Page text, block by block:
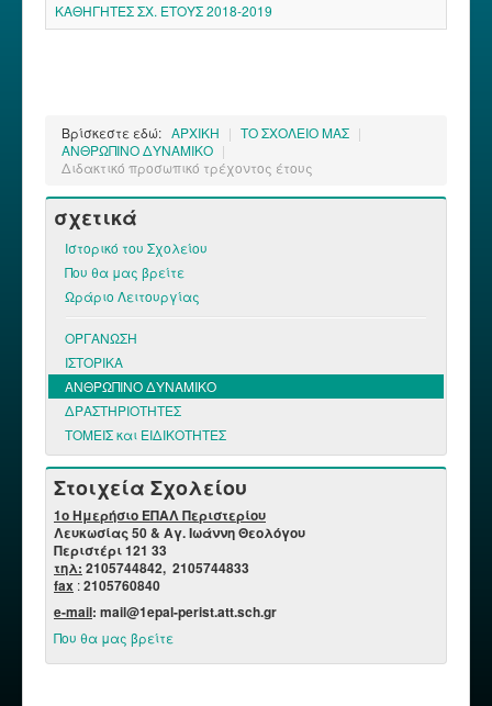
ΚΑΘΗΓΗΤΕΣ ΣΧ. ΕΤΟΥΣ 2018-2019
Βρίσκεστε εδώ: ΑΡΧΙΚΗ | ΤΟ ΣΧΟΛΕΙΟ ΜΑΣ |
ΑΝΘΡΩΠΙΝΟ ΔΥΝΑΜΙΚΟ |
Διδακτικό προσωπικό τρέχοντος έτους
σχετικά
Ιστορικό του Σχολείου
Που θα μας βρείτε
Ωράριο Λειτουργίας
ΟΡΓΑΝΩΣΗ
ΙΣΤΟΡΙΚΑ
ΑΝΘΡΩΠΙΝΟ ΔΥΝΑΜΙΚΟ
ΔΡΑΣΤΗΡΙΟΤΗΤΕΣ
ΤΟΜΕΙΣ και ΕΙΔΙΚΟΤΗΤΕΣ
Στοιχεία Σχολείου
1o Ημερήσιο ΕΠΑΛ Περιστερίου
Λευκωσίας 50 & Αγ. Ιωάννη Θεολόγου
Περιστέρι 121 33
τηλ: 2105744842, 2105744833
fax :2105760840
e-mail: mail@1epal-perist.att.sch.gr
Που θα μας βρείτε